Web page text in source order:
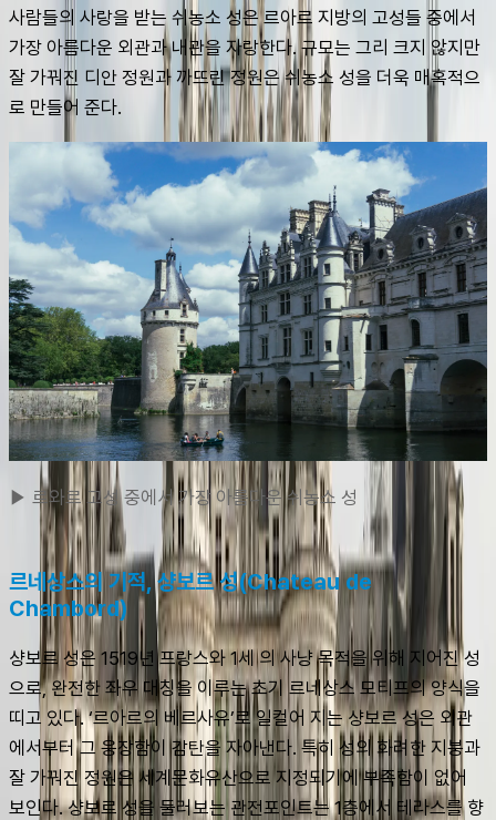
사람들의 사랑을 받는 쉬농소 성은 르아르 지방의 고성들 중에서
가장 아름다운 외관과 내관을 자랑한다. 규모는 그리 크지 않지만
잘 가꿔진 디안 정원과 까뜨린 정원은 쉬농소 성을 더욱 매혹적으
로 만들어 준다.
▶ 르와르 고성 중에서 가장 아름다운 쉬농소 성
르네상스의 기적, 샹보르 성(Chateau de
Chambord)
샹보르 성은 1519년 프랑스와 1세 의 사냥 목적을 위해 지어진 성
으로, 완전한 좌우 대칭을 이루는 초기 르네상스 모티프의 양식을
띠고 있다. ‘르아르의 베르사유’로 일컬어 지는 샹보르 성은 외관
에서부터 그 웅장함이 감탄을 자아낸다. 특히 성의 화려한 지붕과
잘 가꿔진 정원은 세계문화유산으로 지정되기에 부족함이 없어
보인다. 샹보르 성을 둘러보는 관전포인트는 1층에서 테라스를 향